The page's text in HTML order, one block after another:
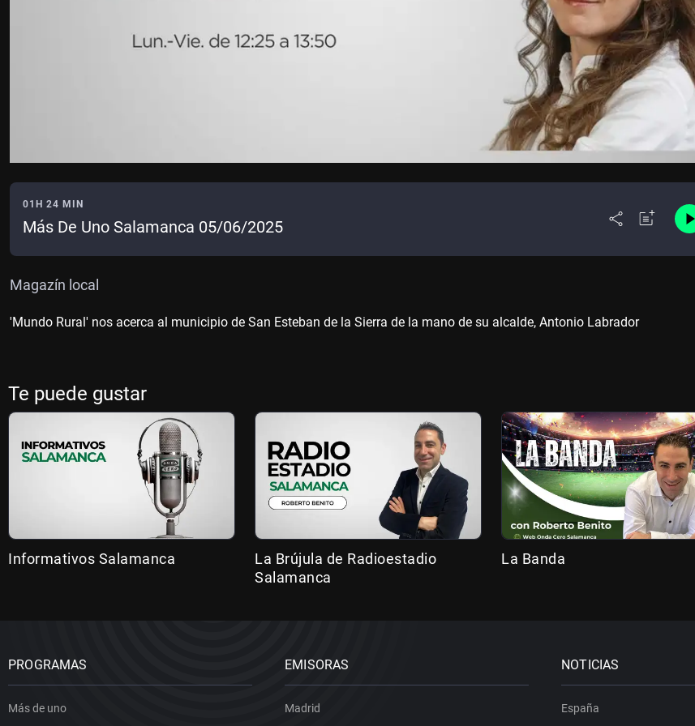
01H 24 MIN
Más De Uno Salamanca 05/06/2025
Magazín local
'Mundo Rural' nos acerca al municipio de San Esteban de la Sierra de la mano de su alcalde, Antonio Labrador
Te puede gustar
Informativos Salamanca
La Brújula de Radioestadio
Salamanca
La Banda
PROGRAMAS
Más de uno
EMISORAS
Madrid
NOTICIAS
España